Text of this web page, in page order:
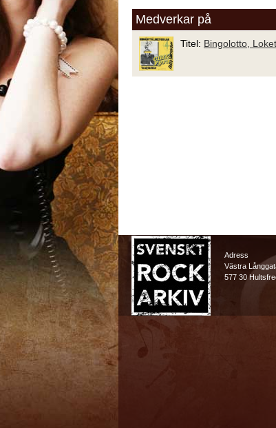
Medverkar på
Titel: Bingolotto,
Adress
Västra
577 30